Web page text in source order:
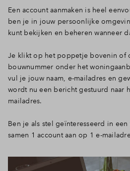
Een account aanmaken is heel
ben je in jouw persoonlijke
kunt bekijken en beheren wanneer
Je klikt op het poppetje bovenin of
bouwnummer onder het
vul je jouw naam, e-mailadres en
wordt nu een bericht gestuurd naar
mailadres.
Ben je als stel geïnteresseerd in
samen 1 account aan op 1 e-